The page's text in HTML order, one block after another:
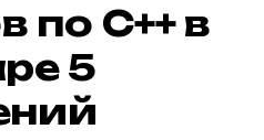
по С++ в
5